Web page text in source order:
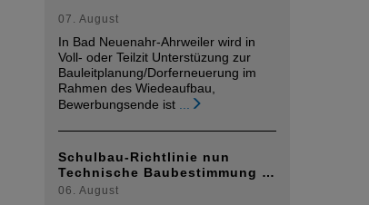
07. August
In Bad Neuenahr-Ahrweiler wird in
Voll- oder Teilzit Unterstüzung zur
Bauleitplanung/Dorferneuerung im
Rahmen des Wiedeaufbau,
Bewerbungsende ist
Schulbau-Richtlinie nun
Technische Baubestimmung …
06. August